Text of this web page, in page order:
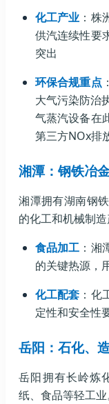
化工产业 ：株
供汽连续性要
突出
环保合规重点
大气污染防治
气蒸汽设备在
第三方NOx排
湘潭：钢铁冶
湘潭拥有湖南钢
的化工和机械制造
食品加工 ：湘
的关键热源，
化工配套 ：化
定性和安全性
岳阳：石化、
岳阳拥有长岭炼
纸、食品等轻工业